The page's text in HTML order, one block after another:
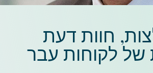
חוות דעת
של לקוחות עבר